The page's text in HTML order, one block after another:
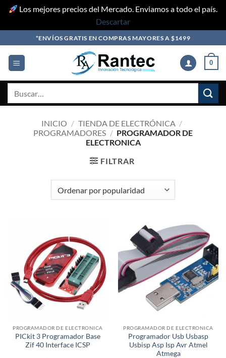
Los mejores precios del Mercado. Enviamos a todo el país.
Descartar
to
content
*ENVÍOS GRATIS EN COMPRAS MAYORES A $1499
0
INICIO / TIENDA DE ELECTRÓNICA /
PROGRAMADORES / PROGRAMADOR DE
ELECTRONICA
FILTRAR
PROGRAMADOR DE ELECTRONICA
PICkit 3 Programador Base
Zif 40 Interface ICSP
PROGRAMADOR DE ELECTRONICA
Programador Usb Usbasp
Usbisp Asp Isp Avr Atmel
Atmega